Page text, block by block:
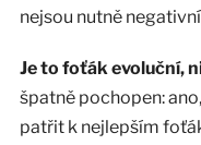
nejsou nutně
Je to foťák evoluční,
špatně pochopen:
patřit k nejlepším